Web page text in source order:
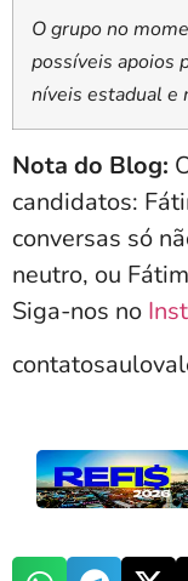
O grupo no
possíveis apoios
níveis estadual e
Nota do Blog:
candidatos:
conversas só
neutro, ou
Siga-nos no